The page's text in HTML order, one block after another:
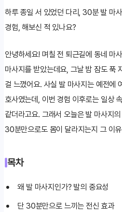
하루 종일 서 있었던 다리, 30분 발 마
경험, 해보신 적 있나요?
안녕하세요! 며칠 전 퇴근길에 동네 마
마사지를 받았는데요, 그날 밤 잠도 푹
걸 느꼈어요. 사실 발 마사지는 예전에
호사였는데, 이번 경험 이후로는 일상
같더라고요. 그래서 오늘은 발 마사지
30분만으로도 몸이 달라지는지 그 이
목차
왜 발 마사지인가? 발의 중요성
단 30분만으로 느끼는 전신 효과